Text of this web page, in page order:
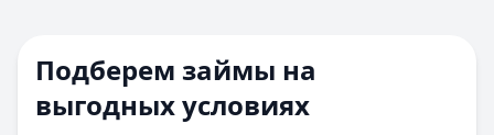
Подберем займы на
выгодных условиях